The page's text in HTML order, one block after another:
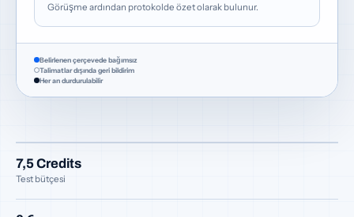
Görüşme ardından protokolde özet olarak bulunur.
Belirlenen çerçevede bağımsız
Talimatlar dışında geri bildirim
Her an durdurulabilir
7,5 Credits
Test bütçesi